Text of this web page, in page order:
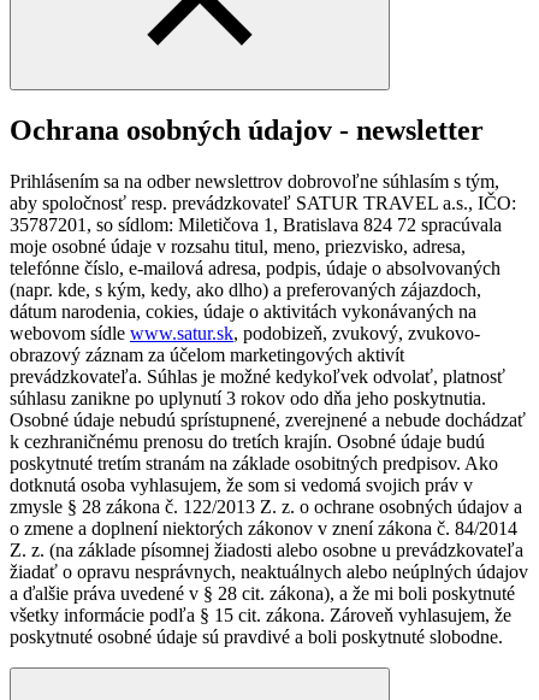
Ochrana osobných údajov - newsletter
Prihlásením sa na odber newslettrov dobrovoľne súhlasím s tým,
aby spoločnosť resp. prevádzkovateľ SATUR TRAVEL a.s., IČO:
35787201, so sídlom: Miletičova 1, Bratislava 824 72 spracúvala
moje osobné údaje v rozsahu titul, meno, priezvisko, adresa,
telefónne číslo, e-mailová adresa, podpis, údaje o absolvovaných
(napr. kde, s kým, kedy, ako dlho) a preferovaných zájazdoch,
dátum narodenia, cokies, údaje o aktivitách vykonávaných na
webovom sídle www.satur.sk, podobizeň, zvukový, zvukovo-
obrazový záznam za účelom marketingových aktivít
prevádzkovateľa. Súhlas je možné kedykoľvek odvolať, platnosť
súhlasu zanikne po uplynutí 3 rokov odo dňa jeho poskytnutia.
Osobné údaje nebudú sprístupnené, zverejnené a nebude dochádzať
k cezhraničnému prenosu do tretích krajín. Osobné údaje budú
poskytnuté tretím stranám na základe osobitných predpisov. Ako
dotknutá osoba vyhlasujem, že som si vedomá svojich práv v
zmysle § 28 zákona č. 122/2013 Z. z. o ochrane osobných údajov a
o zmene a doplnení niektorých zákonov v znení zákona č. 84/2014
Z. z. (na základe písomnej žiadosti alebo osobne u prevádzkovateľa
žiadať o opravu nesprávnych, neaktuálnych alebo neúplných údajov
a ďalšie práva uvedené v § 28 cit. zákona), a že mi boli poskytnuté
všetky informácie podľa § 15 cit. zákona. Zároveň vyhlasujem, že
poskytnuté osobné údaje sú pravdivé a boli poskytnuté slobodne.